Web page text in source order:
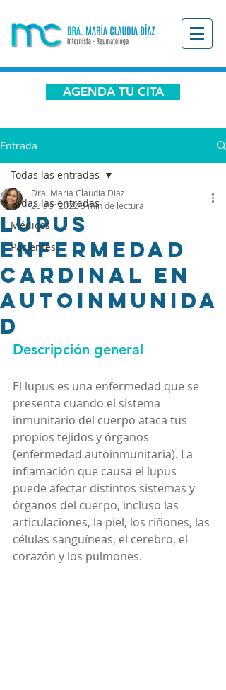
AGENDA TU CITA
Entrada
Todas las entradas
Médicos
Pacientes
Todas las entradas
Lupus
enfermedad
cardinal en
autoinmunida
d
Dra. Maria Claudia Diaz
25 abr 20223 min de lectura
Descripción general
El lupus es una enfermedad que se
presenta cuando el sistema
inmunitario del cuerpo ataca tus
propios tejidos y órganos
(enfermedad autoinmunitaria). La
inflamación que causa el lupus
puede afectar distintos sistemas y
órganos del cuerpo, incluso las
articulaciones, la piel, los riñones, las
células sanguíneas, el cerebro, el
corazón y los pulmones.